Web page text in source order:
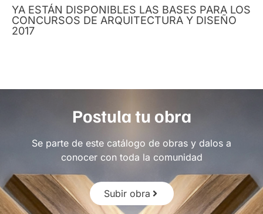
YA ESTÁN DISPONIBLES LAS BASES PARA LOS
CONCURSOS DE ARQUITECTURA Y DISEÑO
2017
Postula tu obra
Se parte de este catálogo de obras y dalos a
conocer con toda la comunidad
Subir obra